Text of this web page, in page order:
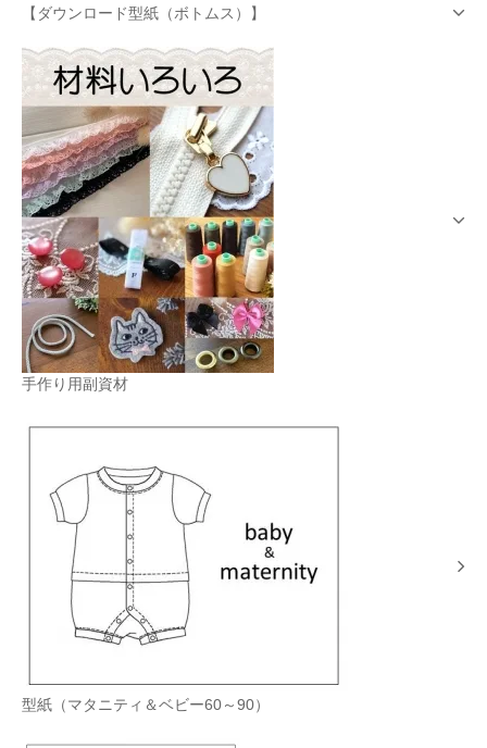
【ダウンロード型紙（ボトムス）】
手作り用副資材
型紙（マタニティ＆ベビー60～90）